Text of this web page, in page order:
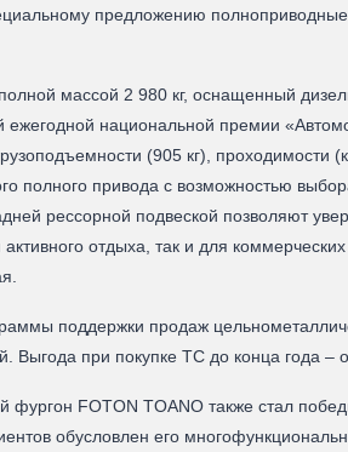
предложению
массой 2 980 кг, оснащенный
ежегодной национальной премии
(905 кг),
полного привода с возможностью
рессорной подвеской позволяют
активного отдыха, так и для
поддержки продаж
Выгода при покупке ТС до конца года –
фургон FOTON TOANO также стал
обусловлен его